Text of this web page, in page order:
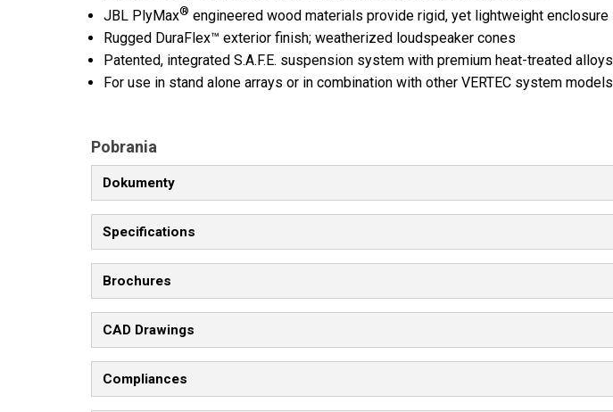
JBL PlyMax® engineered wood materials provide rigid, yet lightweight enclosure
Rugged DuraFlex™ exterior finish; weatherized loudspeaker cones
Patented, integrated S.A.F.E. suspension system with premium heat-treated alloys
For use in stand alone arrays or in combination with other VERTEC system models
Pobrania
Dokumenty
Specifications
Brochures
CAD Drawings
Compliances